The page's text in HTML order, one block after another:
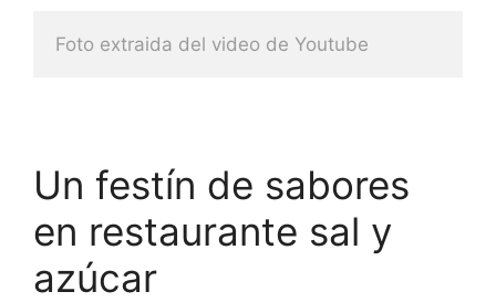
Foto extraida del video de Youtube
Un festín de sabores
en restaurante sal y
azúcar